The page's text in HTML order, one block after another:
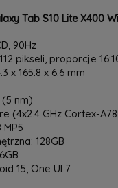
Tab S10 Lite X400
90Hz
pikseli, proporcje
x 165.8 x 6.6 mm
(5 nm)
(4x2.4 GHz Cortex-
MP5
128GB
15, One UI 7